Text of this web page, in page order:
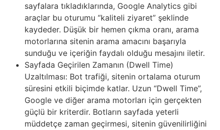
sayfalara tıkladıklarında, Google Analytics gibi
araçlar bu oturumu “kaliteli ziyaret” şeklinde
kaydeder. Düşük bir hemen çıkma oranı, arama
motorlarına sitenin arama amacını başarıyla
sunduğu ve içeriğin faydalı olduğu mesajını iletir.
Sayfada Geçirilen Zamanın (Dwell Time)
Uzaltılması: Bot trafiği, sitenin ortalama oturum
süresini etkili biçimde katlar. Uzun “Dwell Time”,
Google ve diğer arama motorları için gerçekten
güçlü bir kriterdir. Botların sayfada yeterli
müddetçe zaman geçirmesi, sitenin güvenilirliğini